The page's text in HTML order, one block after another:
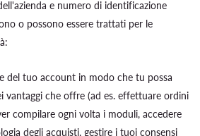
e numero di identificazione
o possono essere trattati per le
del tuo account in modo che tu possa
vantaggi che offre (ad es. effettuare ordini
compilare ogni volta i moduli, accedere
degli acquisti, gestire i tuoi consensi